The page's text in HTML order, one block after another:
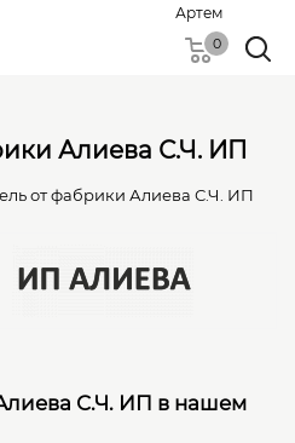
Артем
0
Алиева С.Ч. ИП
от фабрики Алиева С.Ч. ИП
С.Ч. ИП в нашем